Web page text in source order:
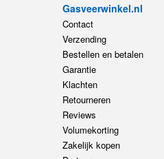
Gasveerwinkel.nl
Contact
Verzending
Bestellen en betalen
Garantie
Klachten
Retourneren
Reviews
Volumekorting
Zakelijk kopen